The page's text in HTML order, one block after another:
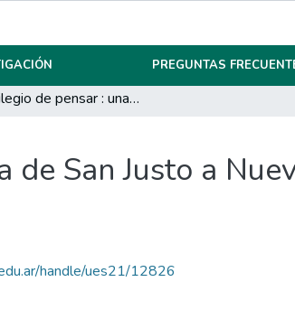
PREGUNTAS
El privilegio de pensar : una historia de San Justo a Nueva York. Torre, Walter F.
San Justo a
handle/ues21/12826